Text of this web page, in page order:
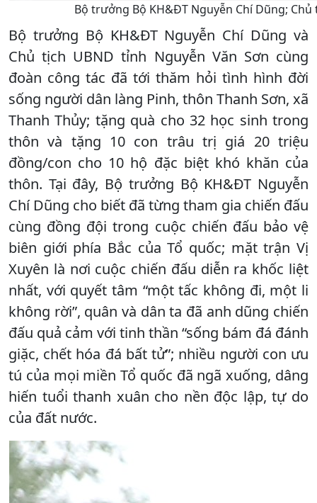
Bộ trưởng Bộ KH&ĐT Nguyễn Chí Dũng;
Bộ trưởng Bộ KH&ĐT Nguyễn Chí Dũng và
Chủ tịch UBND tỉnh Nguyễn Văn Sơn cùng
đoàn công tác đã tới thăm hỏi tình hình đời
sống người dân làng Pinh, thôn Thanh Sơn, xã
Thanh Thủy; tặng quà cho 32 học sinh trong
thôn và tặng 10 con trâu trị giá 20 triệu
đồng/con cho 10 hộ đặc biệt khó khăn của
thôn. Tại đây, Bộ trưởng Bộ KH&ĐT Nguyễn
Chí Dũng cho biết đã từng tham gia chiến đấu
cùng đồng đội trong cuộc chiến đấu bảo vệ
biên giới phía Bắc của Tổ quốc; mặt trận Vị
Xuyên là nơi cuộc chiến đấu diễn ra khốc liệt
nhất, với quyết tâm “một tấc không đi, một li
không rời”, quân và dân ta đã anh dũng chiến
đấu quả cảm với tinh thần “sống bám đá đánh
giặc, chết hóa đá bất tử”; nhiều người con ưu
tú của mọi miền Tổ quốc đã ngã xuống, dâng
hiến tuổi thanh xuân cho nền độc lập, tự do
của đất nước.